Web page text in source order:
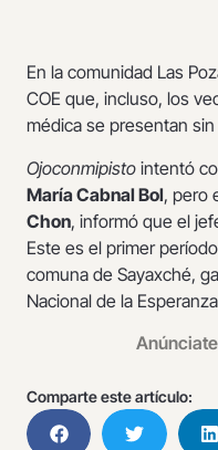
En la comunidad Las
COE que, incluso, los
médica se presentan sin
Ojoconmipisto intentó
María Cabnal Bol, pero
Chon, informó que el
Este es el primer
comuna de Sayaxché,
Nacional de la
Comparte este artículo: